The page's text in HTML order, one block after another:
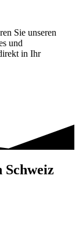
Sie unseren
und
in Ihr
Schweiz